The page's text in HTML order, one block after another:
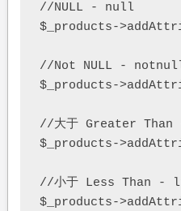
//NULL - null
$_products-
//Not NULL -
$_products-
//大于 Greater
$_products-
//小于 Less Than
$_products-